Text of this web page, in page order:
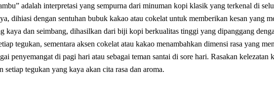
adalah interpretasi yang sempurna dari minuman kopi klasik yang terkenal di
dihiasi dengan sentuhan bubuk kakao atau cokelat untuk memberikan kesan yang
kaya dan seimbang, dihasilkan dari biji kopi berkualitas tinggi yang dipanggang
tegukan, sementara aksen cokelat atau kakao menambahkan dimensi rasa yang
penyemangat di pagi hari atau sebagai teman santai di sore hari. Rasakan
tegukan yang kaya akan cita rasa dan aroma.